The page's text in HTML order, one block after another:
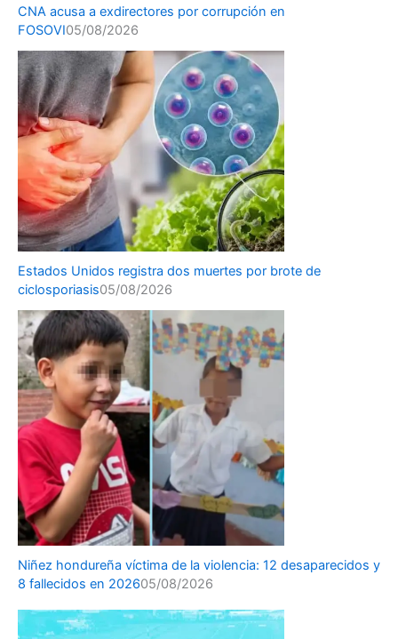
CNA acusa a exdirectores por corrupción en
FOSOVI05/08/2026
Estados Unidos registra dos muertes por brote de
ciclosporiasis05/08/2026
Niñez hondureña víctima de la violencia: 12 desaparecidos y
8 fallecidos en 202605/08/2026